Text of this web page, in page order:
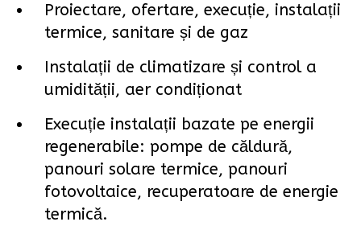
Proiectare, ofertare, execuție, instalații
termice, sanitare și de gaz
Instalații de climatizare și control a
umidității, aer condiționat
Execuție instalații bazate pe energii
regenerabile: pompe de căldură,
panouri solare termice, panouri
fotovoltaice, recuperatoare de energie
termică.